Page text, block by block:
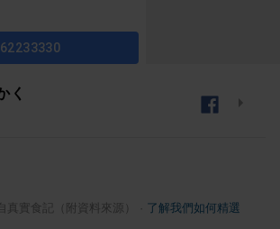
く
真實食記（附資料來源） 了解我們如何精選